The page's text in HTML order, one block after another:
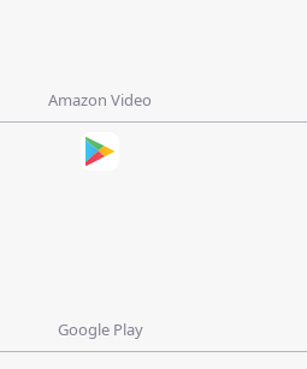
Amazon Video
Google Play